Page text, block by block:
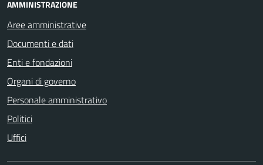
AMMINISTRAZIONE
Aree amministrative
Documenti e dati
Enti e fondazioni
Organi di governo
Personale amministrativo
Politici
Uffici